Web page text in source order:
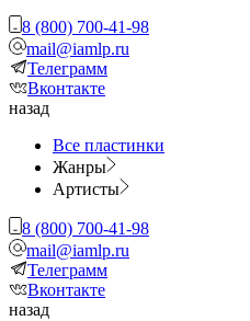
8 (800) 700-41-98
mail@iamlp.ru
Телеграмм
Вконтакте
назад
Все пластинки
Жанры
Артисты
8 (800) 700-41-98
mail@iamlp.ru
Телеграмм
Вконтакте
назад